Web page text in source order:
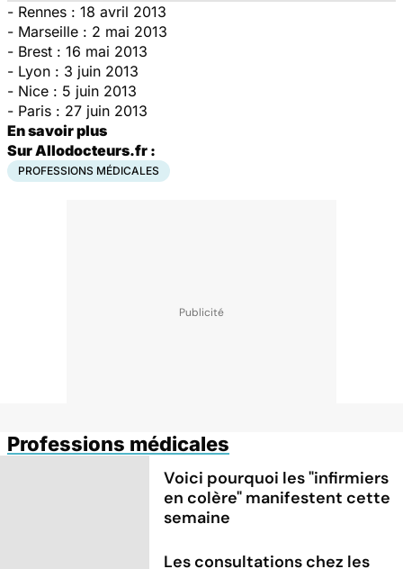
- Rennes : 18 avril 2013
- Marseille : 2 mai 2013
- Brest : 16 mai 2013
- Lyon : 3 juin 2013
- Nice : 5 juin 2013
- Paris : 27 juin 2013
En savoir plus
Sur Allodocteurs.fr :
PROFESSIONS MÉDICALES
Professions médicales
Voici pourquoi les "infirmiers
en colère" manifestent cette
semaine
Les consultations chez les